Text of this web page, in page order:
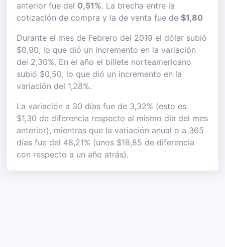
anterior fue del 0,51%. La brecha entre la
cotización de compra y la de venta fue de $1,80
Durante el mes de Febrero del 2019 el dólar subió
$0,90, lo que dió un incremento en la variación
del 2,30%. En el año el billete norteamericano
subió $0,50, lo que dió un incremento en la
variación del 1,28%.
La variación a 30 días fue de 3,32% (esto es
$1,30 de diferencia respecto al mismo día del mes
anterior), mientras que la variación anual o a 365
días fue del 48,21% (unos $18,85 de diferencia
con respecto a un año atrás).